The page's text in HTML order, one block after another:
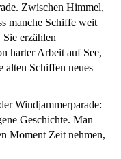
Zwischen Himmel,
manche Schiffe weit
erzählen
harter Arbeit auf See,
alten Schiffen neues
Windjammerparade:
Geschichte. Man
Moment Zeit nehmen,